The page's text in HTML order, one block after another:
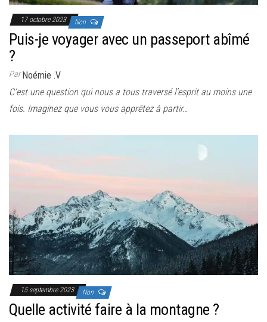
17 octobre 2023 Non
Puis-je voyager avec un passeport abîmé
?
ParNoémie .V
C’est une question qui nous a tous traversé l’esprit au moins une
fois. Imaginez que vous vous apprêtez à partir…
15 septembre 2023 Non
Quelle activité faire à la montagne ?